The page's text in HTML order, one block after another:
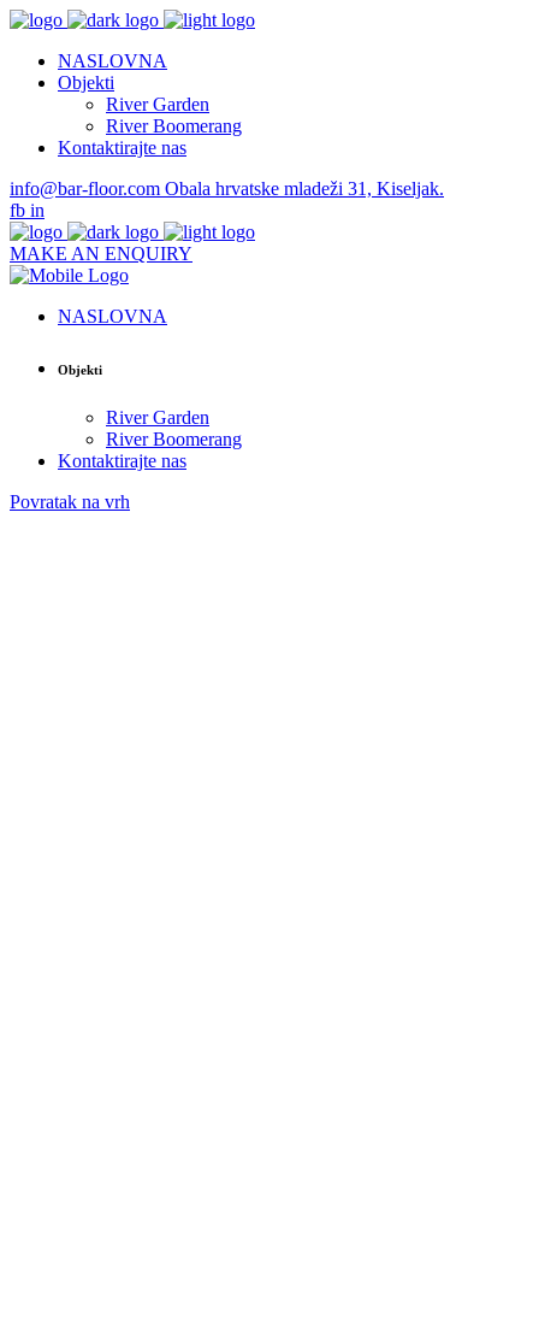
NASLOVNA
Objekti
River Garden
River Boomerang
Kontaktirajte nas
info@bar-floor.com Obala hrvatske mladeži 31, Kiseljak.
fb in
MAKE AN ENQUIRY
NASLOVNA
Objekti
River Garden
River Boomerang
Kontaktirajte nas
Povratak na vrh